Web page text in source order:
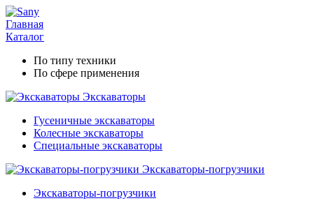
Главная
Каталог
По типу техники
По сфере применения
Экскаваторы
Гусеничные экскаваторы
Колесные экскаваторы
Специальные экскаваторы
Экскаваторы-погрузчики
Экскаваторы-погрузчики